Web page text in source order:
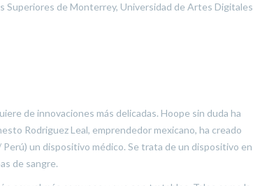
de Monterrey, Universidad de Artes Digitales
de innovaciones más delicadas. Hoope sin duda ha
Rodriguez Leal, emprendedor mexicano, ha creado
un dispositivo médico. Se trata de un dispositivo en
de sangre.